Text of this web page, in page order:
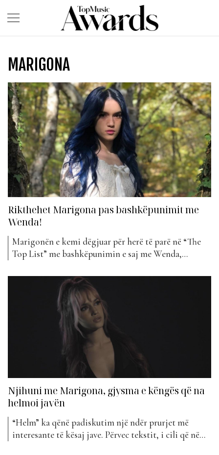
MARIGONA
Rikthehet Marigona pas bashkëpunimit me
Wenda!
Marigonën e kemi dëgjuar për herë të parë në “The
Top List” me bashkëpunimin e saj me Wenda,
gjithashtu dhe në një tjetër këngë, “Leje”. Pas
suksesit të këtyre dy të fundit, tashmë Marigona ka
ardhur në një projekt solo. Artistja ka...
Njihuni me Marigona, gjysma e këngës që na
helmoi javën
“Helm” ka qënë padiskutim një ndër prurjet më
interesante të kësaj jave. Përvec tekstit, i cili që në